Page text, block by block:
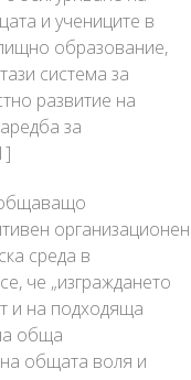
и учениците в
образование,
система за
развитие на
за
организационен
среда в
че „изграждането
и на подходяща
обща
на общата воля и